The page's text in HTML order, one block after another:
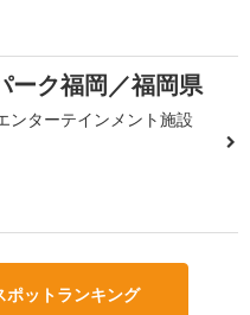
ーク福岡／福岡県
ンターテインメント施設
ポットランキング